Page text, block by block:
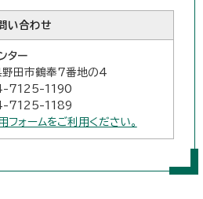
い合わせ
ター
田市鶴奉7番地の4
04-7125-1190
04-7125-1189
フォームをご利用ください。